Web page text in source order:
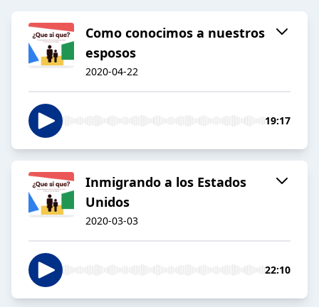
Como conocimos a nuestros
esposos
2020-04-22
19:17
Inmigrando a los Estados
Unidos
2020-03-03
22:10